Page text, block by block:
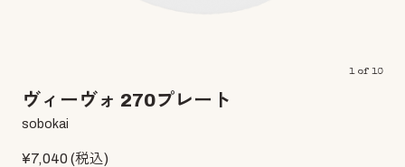
1of 10
ヴィーヴォ 270プレート
sobokai
¥7,040(税込)